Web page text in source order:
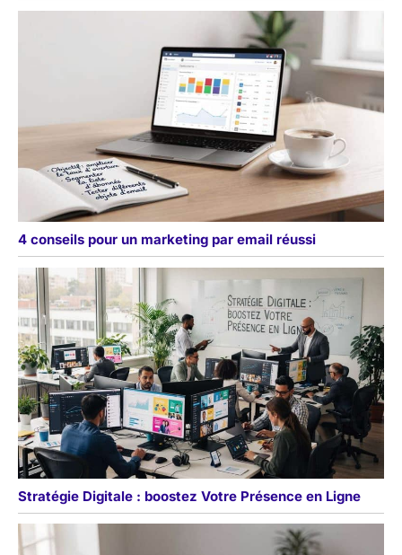
4 conseils pour un marketing par email réussi
Stratégie Digitale : boostez Votre Présence en Ligne